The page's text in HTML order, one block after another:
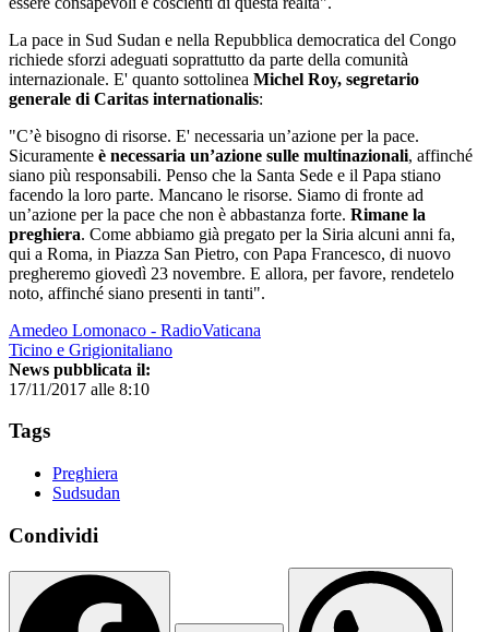
La pace in Sud Sudan e nella Repubblica democratica del Congo
richiede sforzi adeguati soprattutto da parte della comunità
internazionale. E' quanto sottolinea Michel Roy, segretario
generale di Caritas internationalis:
"C’è bisogno di risorse. E' necessaria un’azione per la pace.
Sicuramente è necessaria un’azione sulle multinazionali, affinché
siano più responsabili. Penso che la Santa Sede e il Papa stiano
facendo la loro parte. Mancano le risorse. Siamo di fronte ad
un’azione per la pace che non è abbastanza forte. Rimane la
preghiera. Come abbiamo già pregato per la Siria alcuni anni fa,
qui a Roma, in Piazza San Pietro, con Papa Francesco, di nuovo
pregheremo giovedì 23 novembre. E allora, per favore, rendetelo
noto, affinché siano presenti in tanti".
Amedeo Lomonaco - RadioVaticana
Ticino e Grigionitaliano
News pubblicata il:
17/11/2017 alle 8:10
Tags
Preghiera
Sudsudan
Condividi